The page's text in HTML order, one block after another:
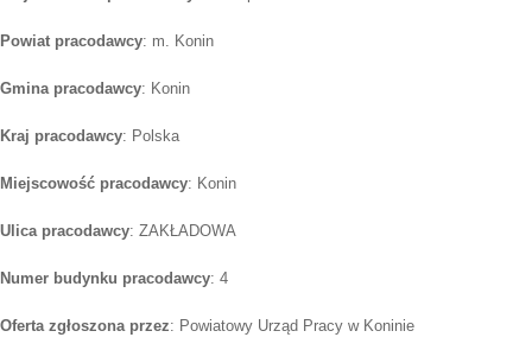
Powiat pracodawcy: m. Konin
Gmina pracodawcy: Konin
Kraj pracodawcy: Polska
Miejscowość pracodawcy: Konin
Ulica pracodawcy: ZAKŁADOWA
Numer budynku pracodawcy: 4
Oferta zgłoszona przez: Powiatowy Urząd Pracy w Koninie